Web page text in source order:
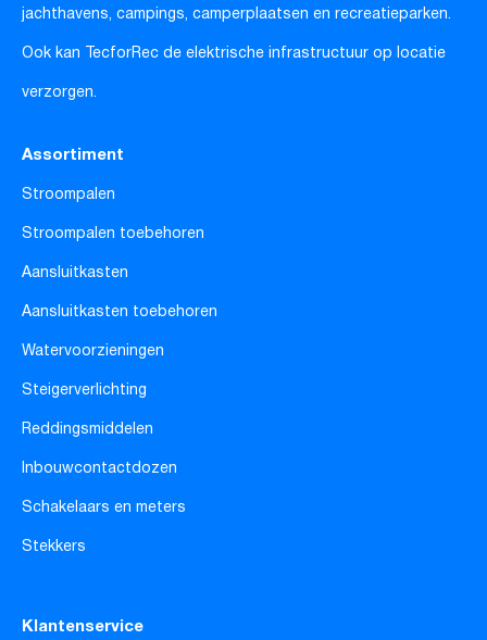
jachthavens, campings, camperplaatsen en recreatieparken.
Ook kan TecforRec de elektrische infrastructuur op locatie
verzorgen.
Assortiment
Stroompalen
Stroompalen toebehoren
Aansluitkasten
Aansluitkasten toebehoren
Watervoorzieningen
Steigerverlichting
Reddingsmiddelen
Inbouwcontactdozen
Schakelaars en meters
Stekkers
Klantenservice